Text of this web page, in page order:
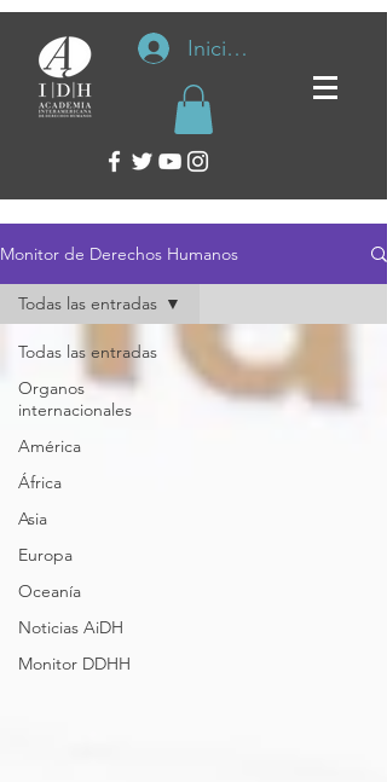
Iniciar sesión
Monitor de Derechos Humanos
Todas las entradas
Organos
internacionales
América
África
Asia
Europa
Oceanía
Noticias AiDH
Monitor DDHH
Todas las entradas